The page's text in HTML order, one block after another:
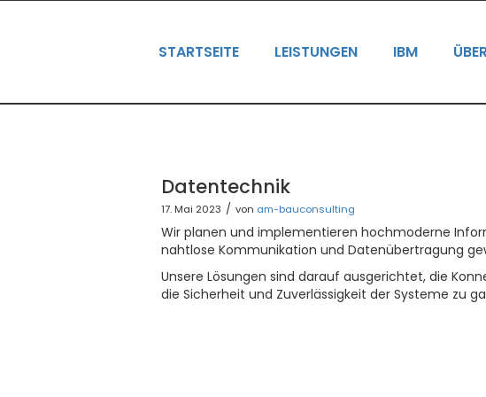
STARTSEITE LEISTUNGEN IBM
Datentechnik
17. Mai 2023 / von am-bauconsulting
Wir planen und implementieren hochmoderne
nahtlose Kommunikation und Datenübertragung
Unsere Lösungen sind darauf ausgerichtet, die
die Sicherheit und Zuverlässigkeit der Systeme zu